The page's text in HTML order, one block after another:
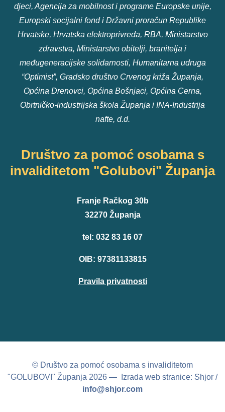
djeci, Agencija za mobilnost i programe Europske unije,
Europski socijalni fond i Državni proračun Republike
Hrvatske, Hrvatska elektroprivreda, RBA, Ministarstvo
zdravstva, Ministarstvo obitelji, branitelja i
međugeneracijske solidarnosti, Humanitarna udruga
“Optimist”, Gradsko društvo Crvenog križa Županja,
Općina Drenovci, Općina Bošnjaci, Općina Cerna,
Obrtničko-industrijska škola Županja i INA-Industrija
nafte, d.d.
Društvo za pomoć osobama s
invaliditetom "Golubovi" Županja
Franje Račkog 30b
32270 Županja
tel: 032 83 16 07
OIB: 97381133815
Pravila privatnosti
© Društvo za pomoć osobama s invaliditetom
"GOLUBOVI" Županja 2026 — Izrada web stranice: Shjor /
info@shjor.com